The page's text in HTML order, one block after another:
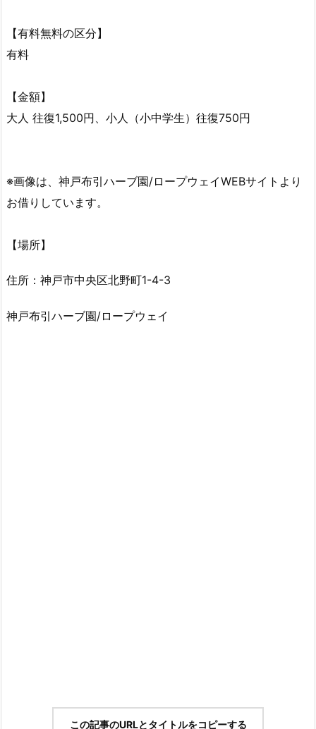
【有料無料の区分】
有料
【金額】
大人 往復1,500円、小人（小中学生）往復750円
※画像は、神戸布引ハーブ園/ロープウェイWEBサイトより
お借りしています。
【場所】
住所：神戸市中央区北野町1-4-3
神戸布引ハーブ園/ロープウェイ
この記事のURLとタイトルをコピーする